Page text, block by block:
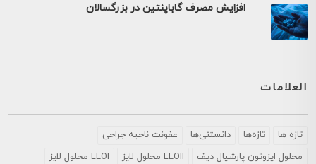
افزایش مصرف گاباپنتین در بزرگسالان
العلامات
تازه ها تازه‌ها دانستنی‌ها
عفونت ناحیه جراحی
محلول ايزوتون پارشيال ديف
LEOII محلول لایز
LEOI محلول لایز